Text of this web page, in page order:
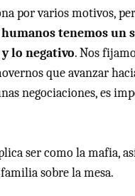
por varios motivos,
tenemos un
lo negativo. Nos
que avanzar
negociaciones, es
ser como la mafia,
sobre la mesa.